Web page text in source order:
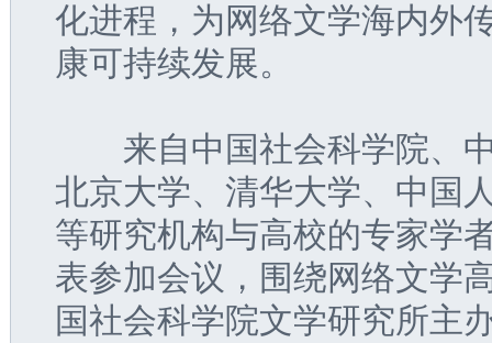
化进程，为网络文学海内外
康可持续发展。
来自中国社会科学院、中
北京大学、清华大学、中国
等研究机构与高校的专家学
表参加会议，围绕网络文学
国社会科学院文学研究所主